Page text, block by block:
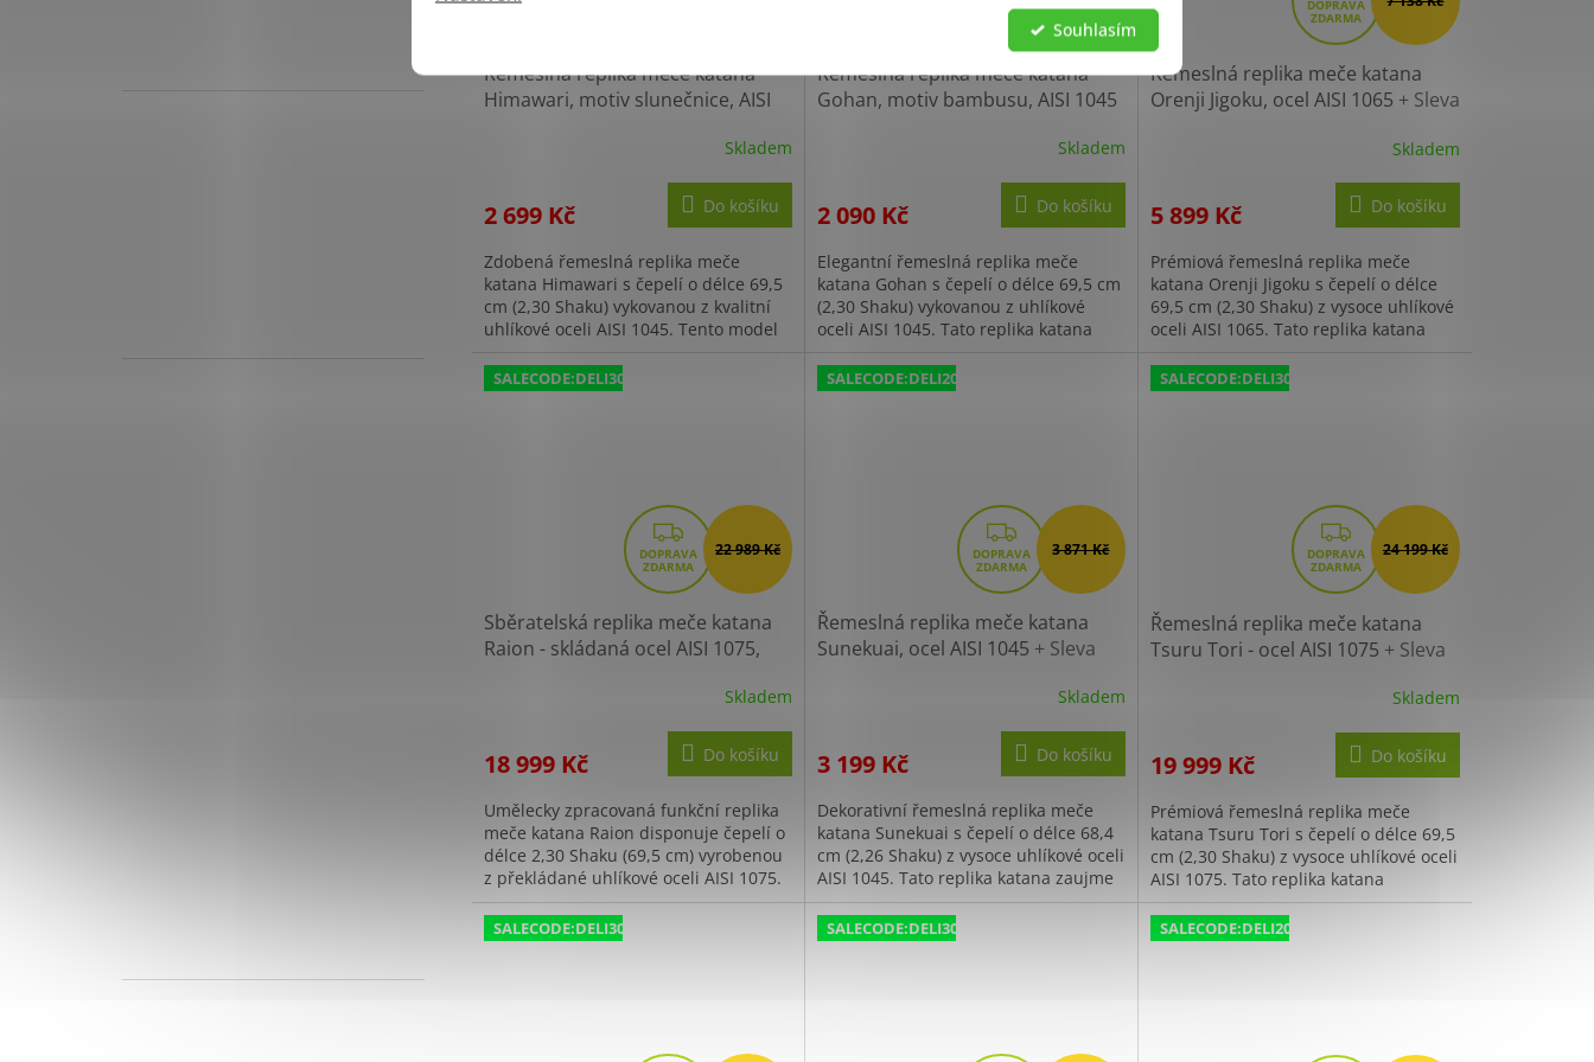
Souhlasím
R
M
Řemeslná replika meče katana
Himawari, motiv slunečnice, AISI
Skladem
2 699 Kč Do košíku
Zdobená řemeslná replika meče
katana Himawari s čepelí o délce 69,5
cm (2,30 Shaku) vykovanou z kvalitní
uhlíkové oceli AISI 1045. Tento model
Řemeslná replika meče katana
Gohan, motiv bambusu, AISI 1045
Skladem
2 090 Kč Do košíku
Elegantní řemeslná replika meče
katana Gohan s čepelí o délce 69,5 cm
(2,30 Shaku) vykovanou z uhlíkové
oceli AISI 1045. Tato replika katana
D
A
R
M
Řemeslná replika meče katana
Orenji Jigoku, ocel AISI 1065 + Sleva
Skladem
5 899 Kč Do košíku
Prémiová řemeslná replika meče
katana Orenji Jigoku s čepelí o délce
69,5 cm (2,30 Shaku) z vysoce uhlíkové
oceli AISI 1065. Tato replika katana
SALECODE:DELI300:300:fix:CZK
Z
D
A
R
M
22 989 Kč
Sběratelská replika meče katana
Raion - skládaná ocel AISI 1075,
Skladem
18 999 Kč Do košíku
Umělecky zpracovaná funkční replika
meče katana Raion disponuje čepelí o
délce 2,30 Shaku (69,5 cm) vyrobenou
z překládané uhlíkové oceli AISI 1075.
Tato replika katana vyniká...
SALECODE:DELI200:200:fix:CZK
Z
D
A
R
M
3 871 Kč
Řemeslná replika meče katana
Sunekuai, ocel AISI 1045 + Sleva
Skladem
3 199 Kč Do košíku
Dekorativní řemeslná replika meče
katana Sunekuai s čepelí o délce 68,4
cm (2,26 Shaku) z vysoce uhlíkové oceli
AISI 1045. Tato replika katana zaujme
unikátním 3D vzorem imitace...
SALECODE:DELI300:300:fix:CZK
Z
D
A
R
M
24 199 Kč
Řemeslná replika meče katana
Tsuru Tori - ocel AISI 1075 + Sleva
Skladem
19 999 Kč Do košíku
Prémiová řemeslná replika meče
katana Tsuru Tori s čepelí o délce 69,5
cm (2,30 Shaku) z vysoce uhlíkové oceli
AISI 1075. Tato replika katana
disponuje tradičním diferenciálním...
SALECODE:DELI300:300:fix:CZK SALECODE:DELI300:300:fix:CZK SALECODE:DELI200:200:fix:CZK